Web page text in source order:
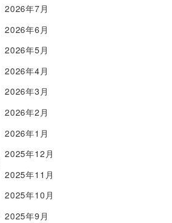
2026年7月
2026年6月
2026年5月
2026年4月
2026年3月
2026年2月
2026年1月
2025年12月
2025年11月
2025年10月
2025年9月